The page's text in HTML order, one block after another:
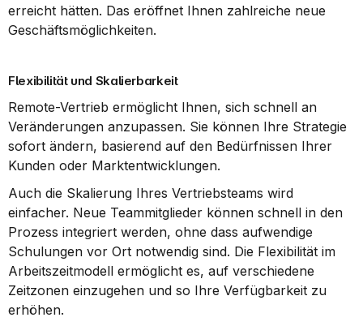
erreicht hätten. Das eröffnet Ihnen zahlreiche neue
Geschäftsmöglichkeiten.
Flexibilität und Skalierbarkeit
Remote-Vertrieb ermöglicht Ihnen, sich schnell an
Veränderungen anzupassen. Sie können Ihre Strategie
sofort ändern, basierend auf den Bedürfnissen Ihrer
Kunden oder Marktentwicklungen.
Auch die Skalierung Ihres Vertriebsteams wird
einfacher. Neue Teammitglieder können schnell in den
Prozess integriert werden, ohne dass aufwendige
Schulungen vor Ort notwendig sind. Die Flexibilität im
Arbeitszeitmodell ermöglicht es, auf verschiedene
Zeitzonen einzugehen und so Ihre Verfügbarkeit zu
erhöhen.